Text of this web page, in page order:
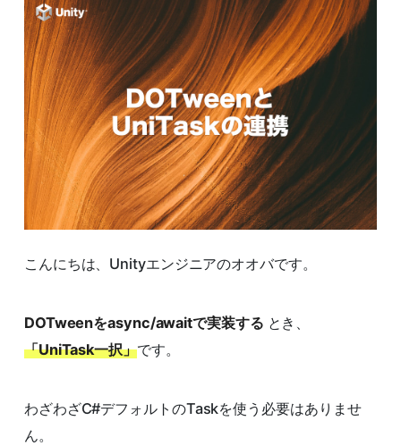
こんにちは、Unityエンジニアのオオバです。
DOTweenをasync/awaitで実装する とき、
「UniTask一択」です。
わざわざC#デフォルトのTaskを使う必要はありませ
ん。